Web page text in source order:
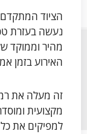
הציוד
נעשה בעזרת
מהיר וממוקד
האירוע בזמן
זה מעלה את
מקצועית
למפיקים את